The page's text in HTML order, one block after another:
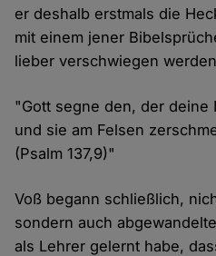
er deshalb erstmals die
mit einem jener
lieber verschwiegen
"Gott segne den, der deine
und sie am Felsen
(Psalm 137,9)"
Voß begann schließlich,
sondern auch
als Lehrer gelernt habe,